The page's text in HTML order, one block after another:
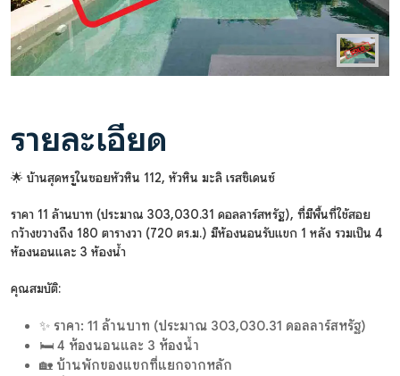
รายละเอียด
🌟 บ้านสุดหรูในซอยหัวหิน 112, หัวหิน มะลิ เรสซิเดนซ์
ราคา 11 ล้านบาท (ประมาณ 303,030.31 ดอลลาร์สหรัฐ), ที่มีพื้นที่ใช้สอย
กว้างขวางถึง 180 ตารางวา (720 ตร.ม.) มีห้องนอนรับแขก 1 หลัง รวมเป็น 4
ห้องนอนและ 3 ห้องน้ำ
คุณสมบัติ:
✨ ราคา: 11 ล้านบาท (ประมาณ 303,030.31 ดอลลาร์สหรัฐ)
🛏️ 4 ห้องนอนและ 3 ห้องน้ำ
🏡 บ้านพักของแขกที่แยกจากหลัก